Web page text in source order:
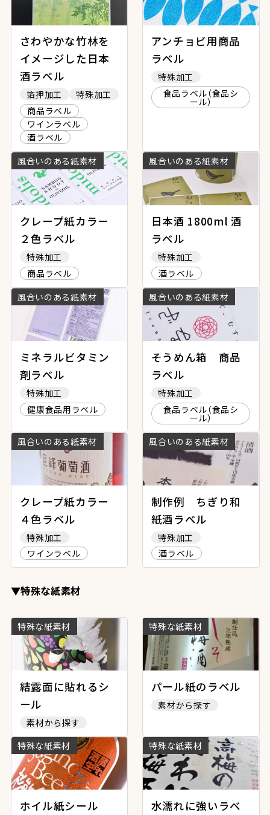
さわやかな竹林を
イメージした日本
酒ラベル
箔押加工
特殊加工
商品ラベル
ワインラベル
酒ラベル
アンチョビ用商品
ラベル
特殊加工
食品ラベル（食品シ
ール）
風合いのある紙素材
クレープ紙カラー
２色ラベル
特殊加工
商品ラベル
風合いのある紙素材
日本酒 1800ml 酒
ラベル
特殊加工
酒ラベル
風合いのある紙素材
ミネラルビタミン
剤ラベル
特殊加工
健康食品用ラベル
風合いのある紙素材
そうめん箱 商品
ラベル
特殊加工
食品ラベル（食品シ
ール）
風合いのある紙素材
クレープ紙カラー
４色ラベル
特殊加工
ワインラベル
風合いのある紙素材
制作例 ちぎり和
紙酒ラベル
特殊加工
酒ラベル
▼特殊な紙素材
特殊な紙素材
結露面に貼れるシ
ール
素材から探す
特殊な紙素材
パール紙のラベル
素材から探す
特殊な紙素材
ホイル紙シール
特殊な紙素材
水濡れに強いラベ